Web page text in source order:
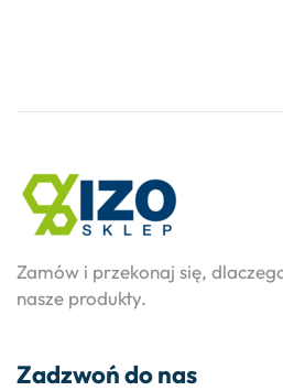
Zamów i przekonaj się,
nasze produkty.
Zadzwoń do nas